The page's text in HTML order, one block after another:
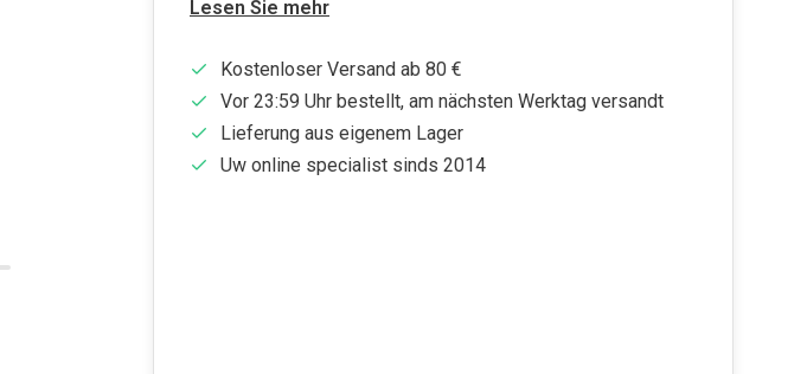
Lesen Sie mehr
Kostenloser Versand ab 80 €
Vor 23:59 Uhr bestellt, am nächsten Werktag versandt
Lieferung aus eigenem Lager
Uw online specialist sinds 2014